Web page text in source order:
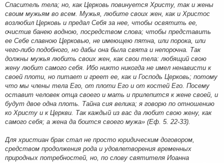
Спаситель тела; но, как Церковь повинуется Христу, так и жены
своим мужьям во всем. Мужья, любите своих жен, как и Христос
возлюбил Церковь и предал Себя за нее, чтобы освятить ее,
очистив банею водною, посредством слова; чтобы представить
ее Себе славною Церковью, не имеющею пятна, или порока, или
чего-либо подобного, но дабы она была свята и непорочна. Так
должны мужья любить своих жен, как свои тела: любящий свою
жену любит самого себя. Ибо никто никогда не имел ненависти к
своей плоти, но питает и греет ее, как и Господь Церковь; потому
что мы члены тела Его, от плоти Его и от костей Его. Посему
оставит человек отца своего и мать и прилепится к жене своей, и
будут двое одна плоть. Тайна сия велика; я говорю по отношению
ко Христу и к Церкви. Так каждый из вас да любит свою жену, как
самого себя; а жена да боится своего мужа» (Еф. 5. 22-33).
Для христиан брак стал не просто юридическим договором,
средством продолжения рода и удовлетворения временных
природных потребностей, но, по слову святителя Иоанна